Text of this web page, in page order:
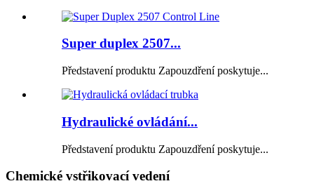
Super duplex 2507...
Představení produktu Zapouzdření poskytuje...
Hydraulické ovládání...
Představení produktu Zapouzdření poskytuje...
Chemické vstřikovací vedení